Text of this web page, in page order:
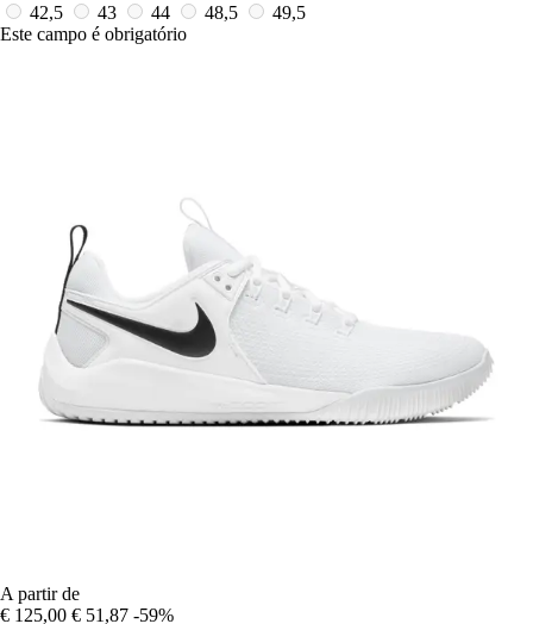
42,5
43 44 48,5
49,5
Este campo é obrigatório
A partir de
€ 125,00 € 51,87 -59%